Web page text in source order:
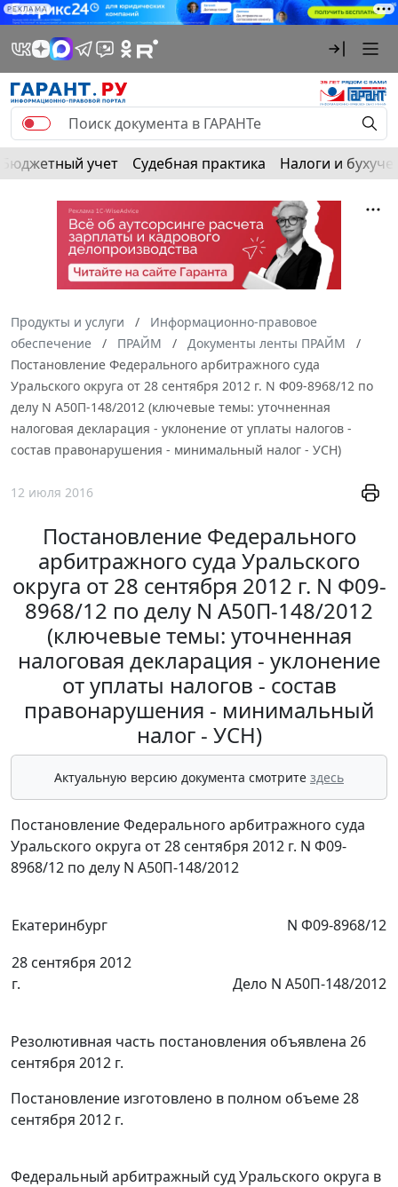
РЕКЛАМА
Бюджетный учет Судебная практика Налоги и
Продукты и услуги
Информационно-правовое
обеспечение
ПРАЙМ
Документы ленты ПРАЙМ
Постановление Федерального арбитражного суда
Уральского округа от 28 сентября 2012 г. N Ф09-8968/12 по
делу N А50П-148/2012 (ключевые темы: уточненная
налоговая декларация - уклонение от уплаты налогов -
состав правонарушения - минимальный налог - УСН)
12 июля 2016
Постановление Федерального
арбитражного суда Уральского
округа от 28 сентября 2012 г. N Ф09-
8968/12 по делу N А50П-148/2012
(ключевые темы: уточненная
налоговая декларация - уклонение
от уплаты налогов - состав
правонарушения - минимальный
налог - УСН)
Актуальную версию документа смотрите здесь
Постановление Федерального арбитражного суда
Уральского округа от 28 сентября 2012 г. N Ф09-
8968/12 по делу N А50П-148/2012
Екатеринбург
N Ф09-8968/12
28 сентября 2012
г.
Дело N А50П-148/2012
Резолютивная часть постановления объявлена 26
сентября 2012 г.
Постановление изготовлено в полном объеме 28
сентября 2012 г.
Федеральный арбитражный суд Уральского округа в